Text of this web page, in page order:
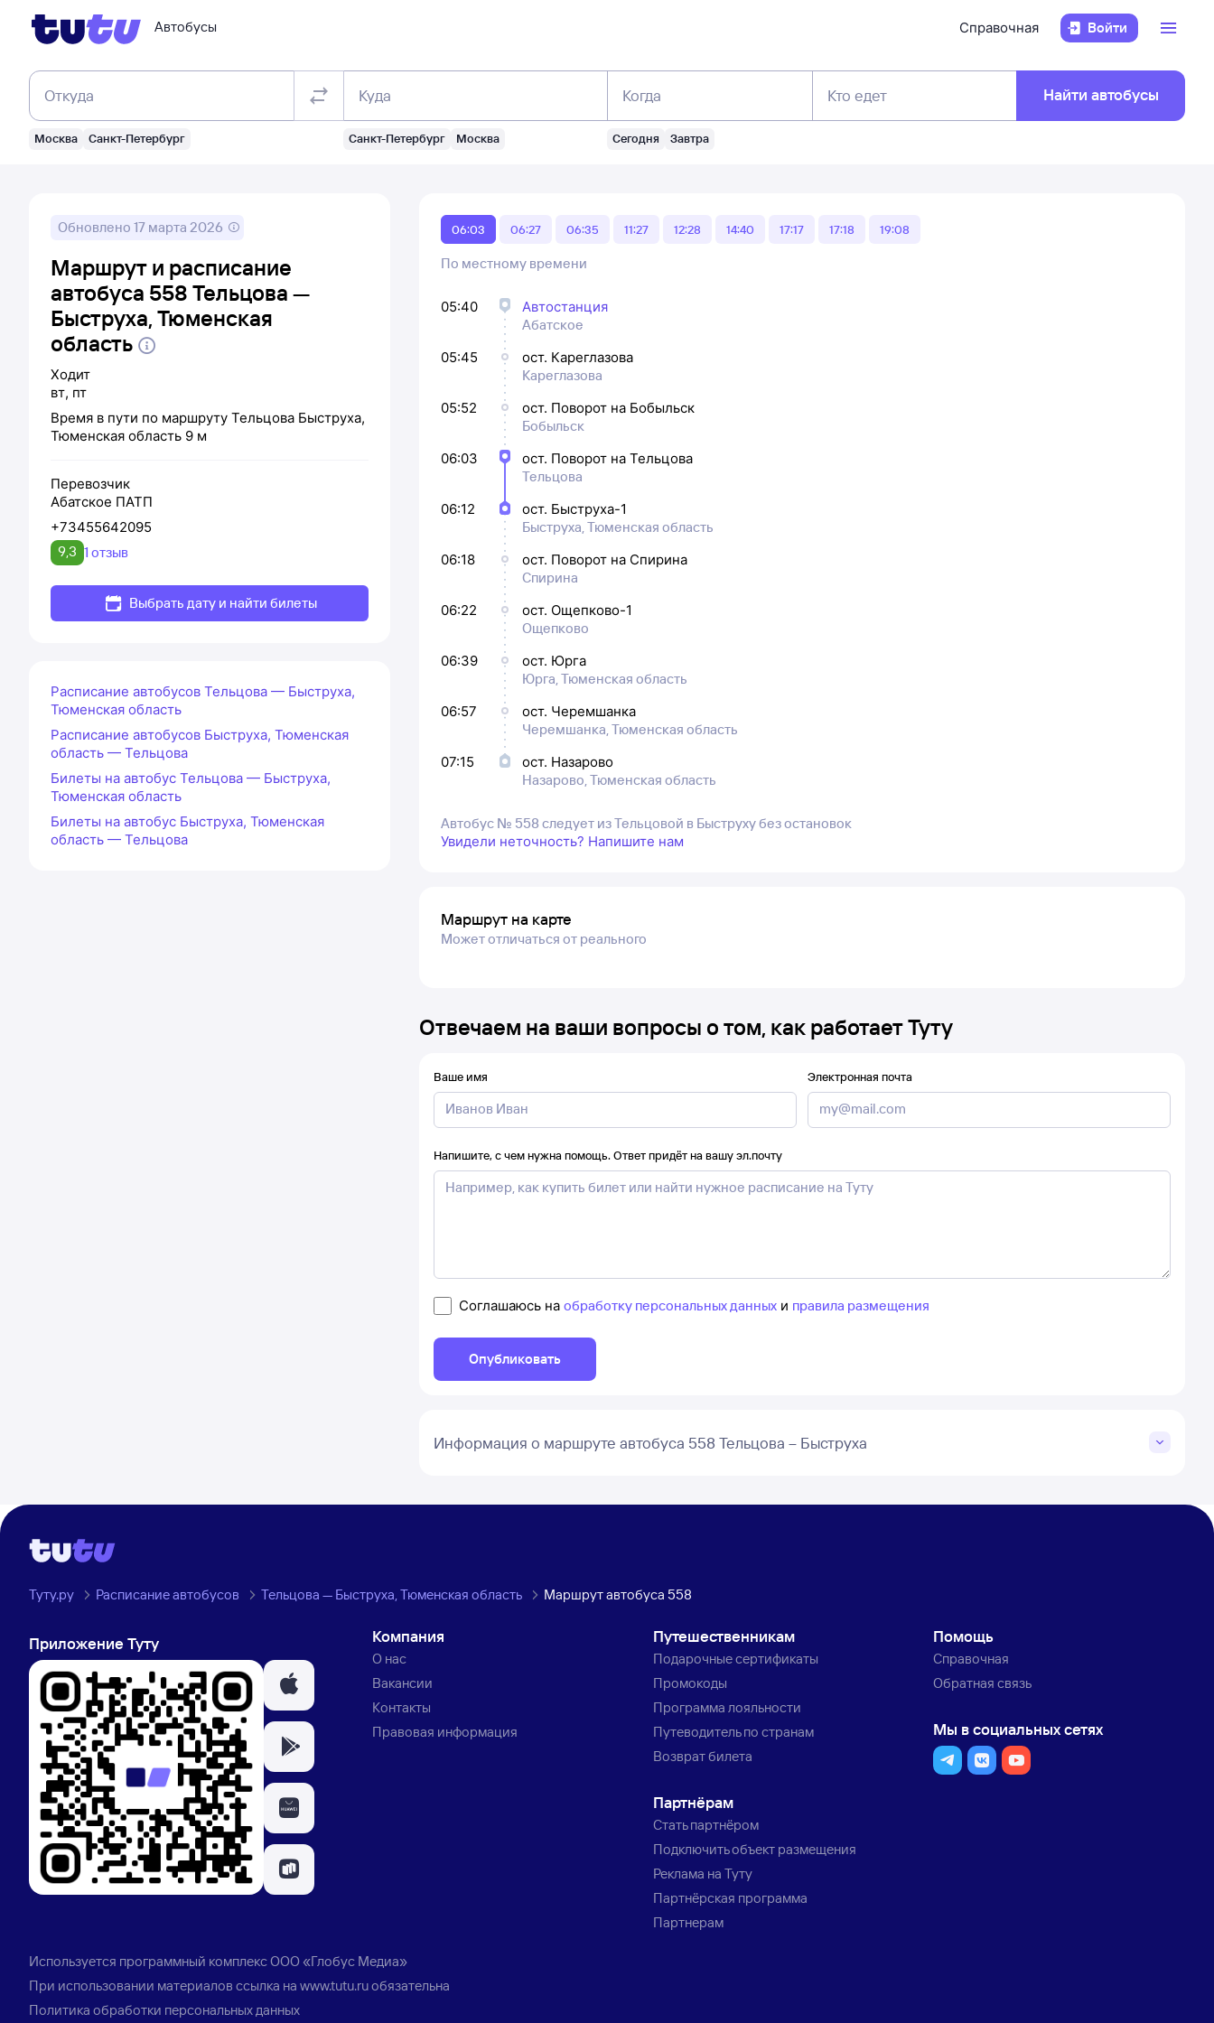
Автобусы Справочная Войти
Откуда
Москва Санкт-Петербург
Куда
Санкт-Петербург Москва
Когда
Сегодня Завтра
Кто едет Найти автобусы
Обновлено 17 марта 2026
Маршрут и расписание
автобуса 558 Тельцова —
Быструха, Тюменская
область
Ходит
вт, пт
Время в пути по маршруту Тельцова Быструха,
Тюменская область 9 м
Перевозчик
Абатское ПАТП
+73455642095
9,3 1 отзыв
Выбрать дату и найти билеты
06:03 06:27 06:35 11:27 12:28 14:40 17:17 17:18 19:08
По местному времени
05:40
Автостанция
Абатское
05:45
ост. Кареглазова
Кареглазова
05:52
ост. Поворот на Бобыльск
Бобыльск
06:03
ост. Поворот на Тельцова
Тельцова
06:12
ост. Быструха-1
Быструха, Тюменская область
06:18
ост. Поворот на Спирина
Спирина
06:22
ост. Ощепково-1
Ощепково
06:39
ост. Юрга
Юрга, Тюменская область
06:57
ост. Черемшанка
Черемшанка, Тюменская область
07:15
ост. Назарово
Назарово, Тюменская область
Автобус № 558 следует из Тельцовой в Быструху без остановок
Увидели неточность? Напишите нам
Маршрут на карте
Может отличаться от реального
Отвечаем на ваши вопросы о том, как работает Туту
Ваше имя Электронная почта
Напишите, с чем нужна помощь. Ответ придёт на вашу эл.почту
Соглашаюсь на обработку персональных данных и правила размещения
Опубликовать
Информация о маршруте автобуса 558 Тельцова – Быструха
Расписание автобусов Тельцова — Быструха,
Тюменская область
Расписание автобусов Быструха, Тюменская
область — Тельцова
Билеты на автобус Тельцова — Быструха,
Тюменская область
Билеты на автобус Быструха, Тюменская
область — Тельцова
Туту.ру Расписание автобусов Тельцова — Быструха, Тюменская область Маршрут автобуса 558
Приложение Туту Компания
О нас
Вакансии
Контакты
Правовая информация
Путешественникам
Подарочные сертификаты
Промокоды
Программа лояльности
Путеводитель по странам
Возврат билета
Партнёрам
Стать партнёром
Подключить объект размещения
Реклама на Туту
Партнёрская программа
Партнерам
Помощь
Справочная
Обратная связь
Мы в социальных сетях
Используется программный комплексООО «Глобус Медиа»
При использовании материалов ссылка на www.tutu.ruобязательна
Политика обработки персональных данных